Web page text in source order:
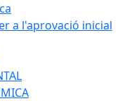
a l'aprovació inicial